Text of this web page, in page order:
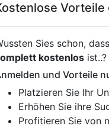
oder andere
Gerne erweitern
Ihren
Vorteile
Sies schon,
kostenlos ist..?
und Vorteile
Platzieren Sie Ihr
Erhöhen Sie ihre
Profitieren Sie von